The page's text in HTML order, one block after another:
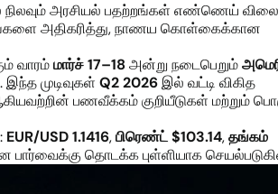
நிலவும் அரசியல் பதற்றங்கள் எண்ணெய்
அதிகரித்து, நாணய கொள்கைக்கான
வாரம்மார்ச் 17–18 அன்று நடைபெறும்
முடிவுகள் Q2 2026இல் வட்டி விகித
பணவீக்கம் குறியீடுகள் மற்றும்
EUR/USD 1.1416,பிரெண்ட் $103.14,தங்கம்
பார்வைக்கு தொடக்க புள்ளியாக